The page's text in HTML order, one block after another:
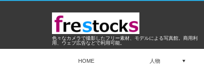
色々なカメラで撮影したフリー素材、モデルによる写真館。商用利
用、ウェブ広告などで利用可能。
HOME 人物